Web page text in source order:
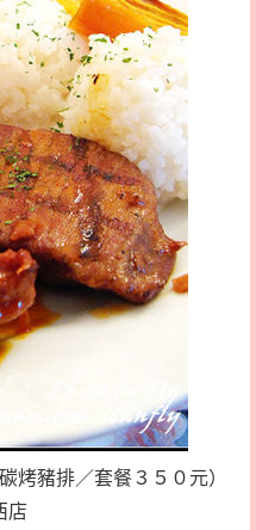
套餐３５０元）
店